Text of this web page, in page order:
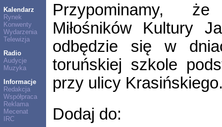
Kalendarz
Rynek
Konwenty
Wydarzenia
Telewizja
Radio
Audycje
Muzyka
Informacje
Redakcja
Współpraca
Reklama
Mecenat
IRC
Przypominamy,
Miłośników Kultury
odbędzie się w
toruńskiej szkole
przy ulicy
Dodaj do: